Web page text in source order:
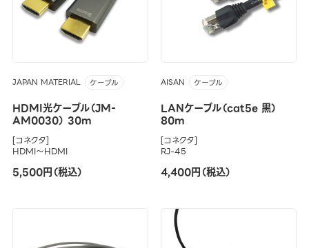
JAPAN MATERIAL ケーブル
HDMI光ケーブル（JM-
AM0030） 30m
[コネクタ]
HDMI～HDMI
5,500円（税込）
AISAN ケーブル
LANケーブル（cat5e 黒）
80m
[コネクタ]
RJ-45
4,400円（税込）